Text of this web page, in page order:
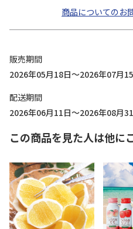
商品についてのお
販売期間
2026年05月18日～2026年07月
配送期間
2026年06月11日～2026年08月
この商品を見た人は他に